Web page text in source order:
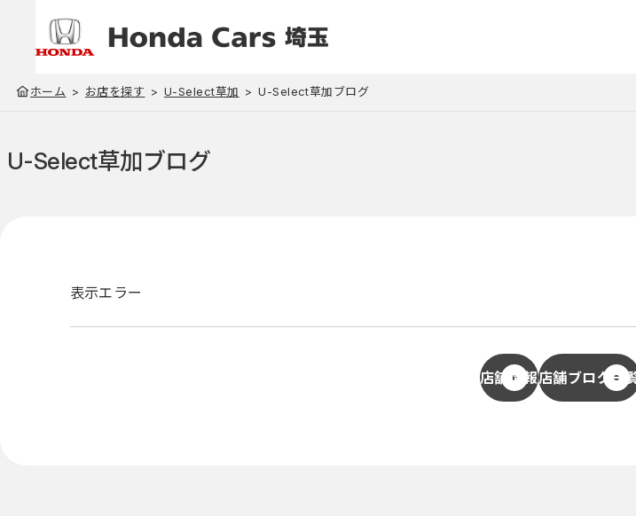
ホーム お店を探す U-Select草加 U-Select草加ブログ
U-Select草加ブログ
表示エラー
店舗情報店舗ブログ一